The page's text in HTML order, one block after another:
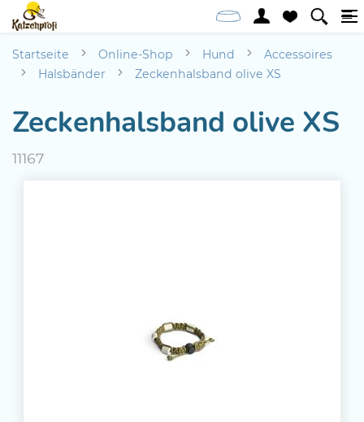
Startseite Online-Shop Hund
Accessoires
Halsbänder
Zeckenhalsband olive XS
Zeckenhalsband olive XS
11167